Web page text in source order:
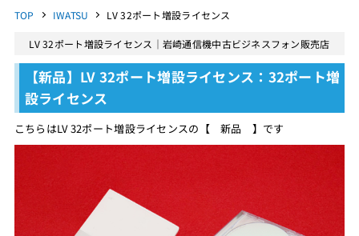
TOP
IWATSU LV 32ポート増設ライセンス
LV 32ポート増設ライセンス｜岩崎通信機中古ビジネスフォン販売店
【新品】LV 32ポート増設ライセンス：32ポート増
設ライセンス
こちらはLV 32ポート増設ライセンスの【 新品 】です